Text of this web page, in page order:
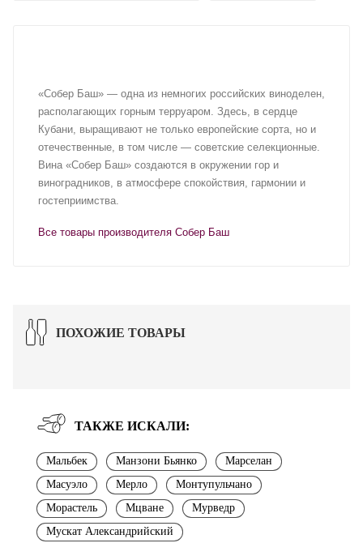
«Собер Баш» — одна из немногих российских виноделен,
располагающих горным терруаром. Здесь, в сердце
Кубани, выращивают не только европейские сорта, но и
отечественные, в том числе — советские селекционные.
Вина «Собер Баш» создаются в окружении гор и
виноградников, в атмосфере спокойствия, гармонии и
гостеприимства.
Все товары производителя Собер Баш
ПОХОЖИЕ ТОВАРЫ
ТАКЖЕ ИСКАЛИ:
Мальбек Манзони Бьянко
Марселан
Масуэло
Мерло
Монтупульчано
Морастель
Мцване
Мурведр
Мускат Александрийский